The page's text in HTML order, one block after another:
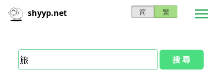
shyyp.net 简 繁
搜 尋